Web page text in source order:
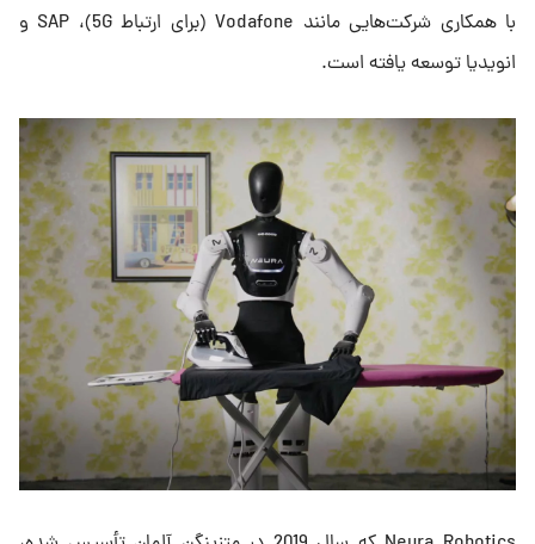
با همکاری شرکت‌هایی مانند Vodafone (برای ارتباط 5G)، SAP و
انویدیا توسعه یافته است.